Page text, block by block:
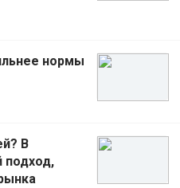
нормы
В
подход,